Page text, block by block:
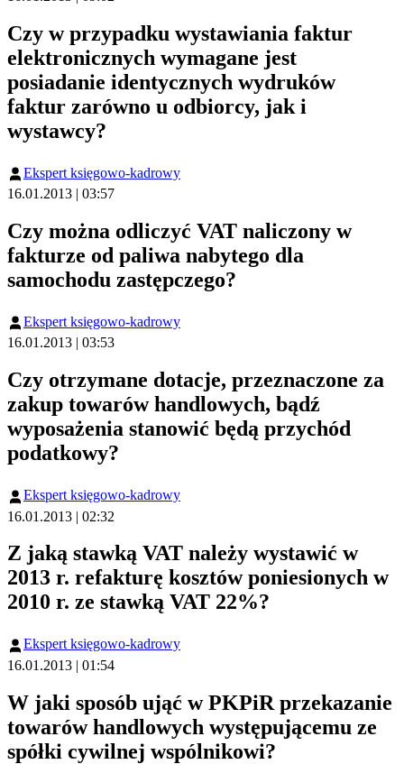
Czy w przypadku wystawiania faktur
elektronicznych wymagane jest
posiadanie identycznych wydruków
faktur zarówno u odbiorcy, jak i
wystawcy?
Ekspert księgowo-kadrowy
16.01.2013 | 03:57
Czy można odliczyć VAT naliczony w
fakturze od paliwa nabytego dla
samochodu zastępczego?
Ekspert księgowo-kadrowy
16.01.2013 | 03:53
Czy otrzymane dotacje, przeznaczone za
zakup towarów handlowych, bądź
wyposażenia stanowić będą przychód
podatkowy?
Ekspert księgowo-kadrowy
16.01.2013 | 02:32
Z jaką stawką VAT należy wystawić w
2013 r. refakturę kosztów poniesionych w
2010 r. ze stawką VAT 22%?
Ekspert księgowo-kadrowy
16.01.2013 | 01:54
W jaki sposób ująć w PKPiR przekazanie
towarów handlowych występującemu ze
spółki cywilnej wspólnikowi?